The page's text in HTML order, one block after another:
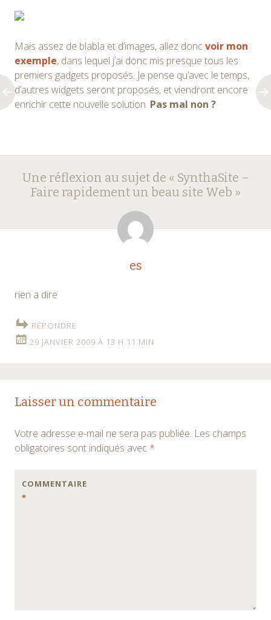
Mais assez de blabla et d’images, allez donc voir mon
exemple, dans lequel j’ai donc mis presque tous les
premiers gadgets proposés. Je pense qu’avec le temps,
d’autres widgets seront proposés, et viendront encore
enrichir cette nouvelle solution. Pas mal non ?
Navigation
des
articles
Une réflexion au sujet de « SynthaSite –
Faire rapidement un beau site Web »
es
rien a dire
RÉPONDRE
29 JANVIER 2009 À 13 H 11 MIN
Laisser un commentaire
Votre adresse e-mail ne sera pas publiée. Les champs
obligatoires sont indiqués avec *
COMMENTAIRE
*